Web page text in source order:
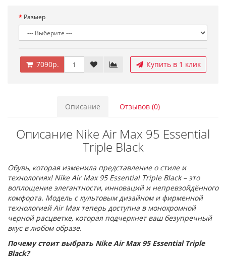
Размер
7090р. Купить в 1 клик
Описание Отзывов (0)
Описание Nike Air Max 95 Essential
Triple Black
Обувь, которая изменила представление о стиле и
технологиях! Nike Air Max 95 Essential Triple Black – это
воплощение элегантности, инноваций и непревзойдённого
комфорта. Модель с культовым дизайном и фирменной
технологией Air Max теперь доступна в монохромной
черной расцветке, которая подчеркнет ваш безупречный
вкус в любом образе.
Почему стоит выбрать Nike Air Max 95 Essential Triple
Black?